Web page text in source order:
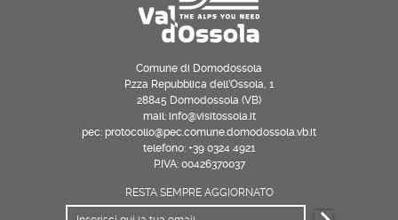
Comune di Domodossola
P.zza Repubblica dell’Ossola, 1
28845 Domodossola (VB)
mail: info@visitossola.it
pec: protocollo@pec.comune.domodossola.vb.it
telefono: +39 0324 4921
P.IVA: 00426370037
RESTA SEMPRE AGGIORNATO